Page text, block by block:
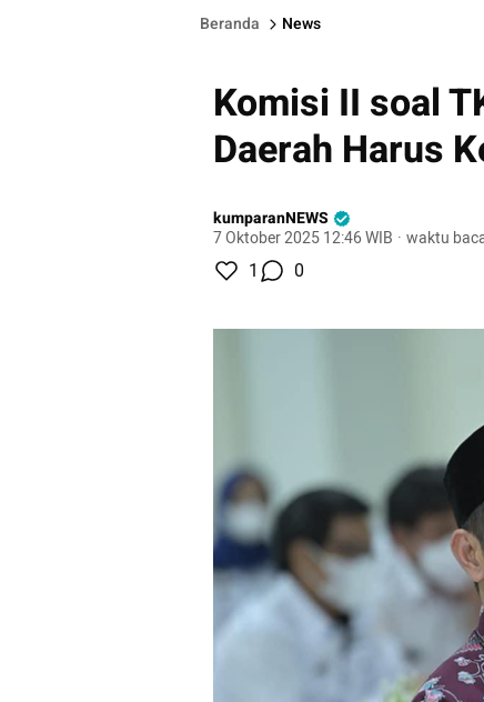
Beranda News
Komisi II soal
Daerah Harus
kumparanNEWS
7 Oktober 2025 12:46 WIB · waktu
1 0